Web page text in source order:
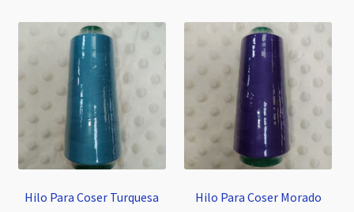
Hilo Para Coser Turquesa
Hilo Para Coser Morado